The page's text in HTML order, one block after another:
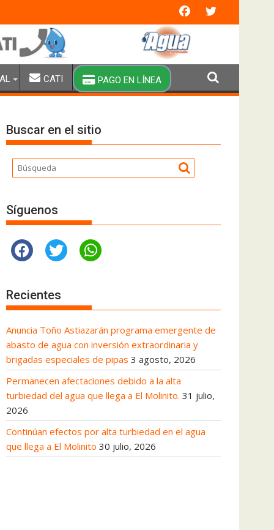
CATI PAGO EN LÍNEA
Buscar en el sitio
Síguenos
Recientes
Anuncia Toño Astiazarán programa emergente de
abasto de agua con inversión extraordinaria y
brigadas especiales de pipas 3 agosto, 2026
Permanecen afectaciones debido a la alta
turbiedad del agua que llega a El Molinito. 31 julio,
2026
Continúan efectos por alta turbiedad en el agua
que llega a El Molinito 30 julio, 2026